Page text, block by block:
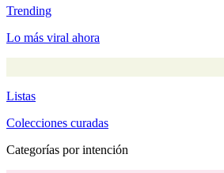
Trending
Lo más viral ahora
Listas
Colecciones curadas
Categorías por intención